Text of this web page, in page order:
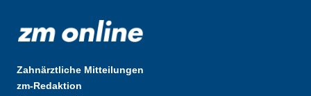
Zahnärztliche Mitteilungen
zm-Redaktion